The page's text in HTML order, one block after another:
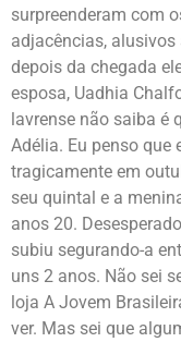
surpreenderam com
adjacências, alusivos
depois da chegada
esposa, Uadhia
lavrense não saiba é
Adélia. Eu penso que
tragicamente em
seu quintal e a
anos 20.
subiu segurando-a
uns 2 anos. Não sei
loja A Jovem
ver. Mas sei que